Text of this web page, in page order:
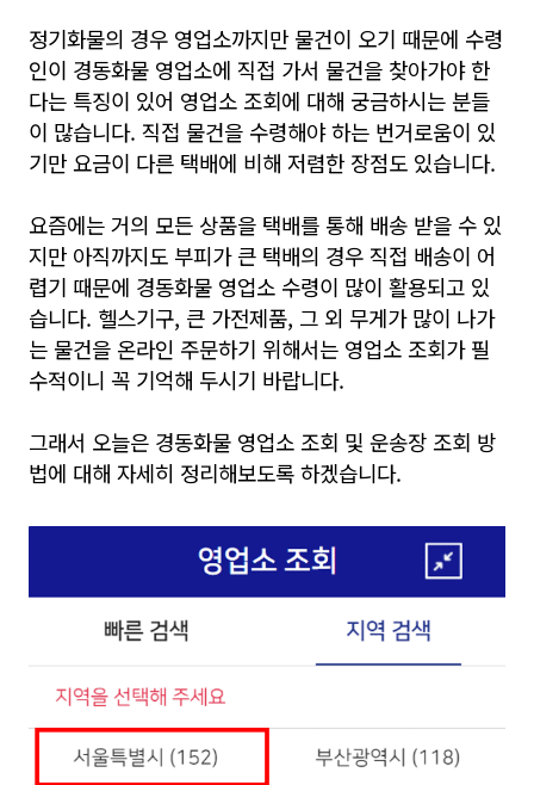
정기화물의 경우 영업소까지만 물건이 오기 때문에 수령
인이 경동화물 영업소에 직접 가서 물건을 찾아가야 한
다는 특징이 있어 영업소 조회에 대해 궁금하시는 분들
이 많습니다. 직접 물건을 수령해야 하는 번거로움이 있
기만 요금이 다른 택배에 비해 저렴한 장점도 있습니다.
요즘에는 거의 모든 상품을 택배를 통해 배송 받을 수 있
지만 아직까지도 부피가 큰 택배의 경우 직접 배송이 어
렵기 때문에 경동화물 영업소 수령이 많이 활용되고 있
습니다. 헬스기구, 큰 가전제품, 그 외 무게가 많이 나가
는 물건을 온라인 주문하기 위해서는 영업소 조회가 필
수적이니 꼭 기억해 두시기 바랍니다.
그래서 오늘은 경동화물 영업소 조회 및 운송장 조회 방
법에 대해 자세히 정리해보도록 하겠습니다.